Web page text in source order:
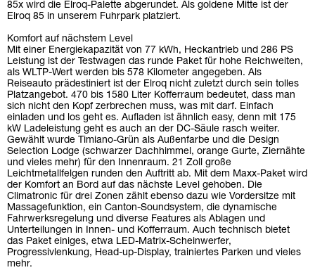
85x wird die Elroq-Palette abgerundet. Als goldene Mitte ist der
Elroq 85 in unserem Fuhrpark platziert.
Komfort auf nächstem Level
Mit einer Energiekapazität von 77 kWh, Heckantrieb und 286 PS
Leistung ist der Testwagen das runde Paket für hohe Reichweiten,
als WLTP-Wert werden bis 578 Kilometer angegeben. Als
Reiseauto prädestiniert ist der Elroq nicht zuletzt durch sein tolles
Platzangebot. 470 bis 1580 Liter Kofferraum bedeutet, dass man
sich nicht den Kopf zerbrechen muss, was mit darf. Einfach
einladen und los geht es. Aufladen ist ähnlich easy, denn mit 175
kW Ladeleistung geht es auch an der DC-Säule rasch weiter.
Gewählt wurde Timiano-Grün als Außenfarbe und die Design
Selection Lodge (schwarzer Dachhimmel, orange Gurte, Ziernähte
und vieles mehr) für den Innenraum. 21 Zoll große
Leichtmetallfelgen runden den Auftritt ab. Mit dem Maxx-Paket wird
der Komfort an Bord auf das nächste Level gehoben. Die
Climatronic für drei Zonen zählt ebenso dazu wie Vordersitze mit
Massagefunktion, ein Canton-Soundsystem, die dynamische
Fahrwerksregelung und diverse Features als Ablagen und
Unterteilungen in Innen- und Kofferraum. Auch technisch bietet
das Paket einiges, etwa LED-Matrix-Scheinwerfer,
Progressivlenkung, Head-up-Display, trainiertes Parken und vieles
mehr.